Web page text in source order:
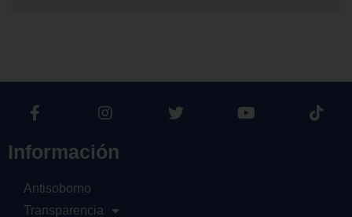
Información
Antisoborno
Transparencia